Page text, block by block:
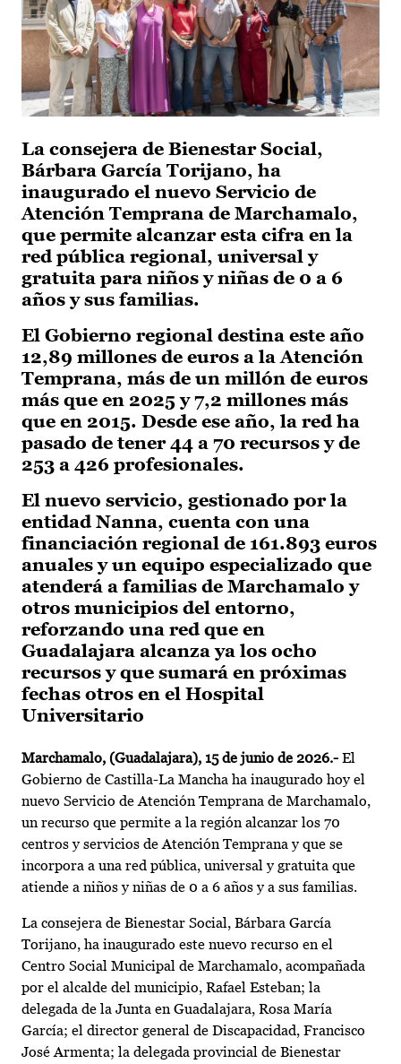
La consejera de Bienestar Social,
Bárbara García Torijano, ha
inaugurado el nuevo Servicio de
Atención Temprana de Marchamalo,
que permite alcanzar esta cifra en la
red pública regional, universal y
gratuita para niños y niñas de 0 a 6
años y sus familias.
El Gobierno regional destina este año
12,89 millones de euros a la Atención
Temprana, más de un millón de euros
más que en 2025 y 7,2 millones más
que en 2015. Desde ese año, la red ha
pasado de tener 44 a 70 recursos y de
253 a 426 profesionales.
El nuevo servicio, gestionado por la
entidad Nanna, cuenta con una
financiación regional de 161.893 euros
anuales y un equipo especializado que
atenderá a familias de Marchamalo y
otros municipios del entorno,
reforzando una red que en
Guadalajara alcanza ya los ocho
recursos y que sumará en próximas
fechas otros en el Hospital
Universitario
Marchamalo, (Guadalajara), 15 de junio de 2026.- El
Gobierno de Castilla-La Mancha ha inaugurado hoy el
nuevo Servicio de Atención Temprana de Marchamalo,
un recurso que permite a la región alcanzar los 70
centros y servicios de Atención Temprana y que se
incorpora a una red pública, universal y gratuita que
atiende a niños y niñas de 0 a 6 años y a sus familias.
La consejera de Bienestar Social, Bárbara García
Torijano, ha inaugurado este nuevo recurso en el
Centro Social Municipal de Marchamalo, acompañada
por el alcalde del municipio, Rafael Esteban; la
delegada de la Junta en Guadalajara, Rosa María
García; el director general de Discapacidad, Francisco
José Armenta; la delegada provincial de Bienestar